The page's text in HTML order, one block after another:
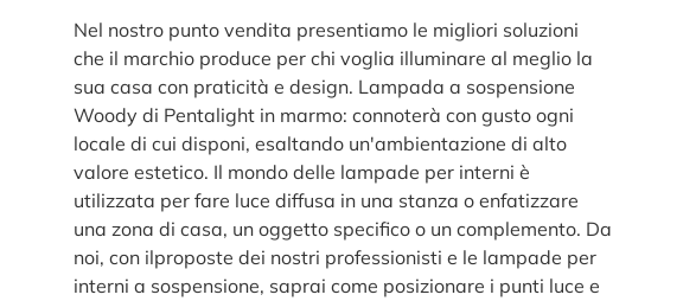
Nel nostro punto vendita presentiamo le migliori soluzioni
che il marchio produce per chi voglia illuminare al meglio la
sua casa con praticità e design. Lampada a sospensione
Woody di Pentalight in marmo: connoterà con gusto ogni
locale di cui disponi, esaltando un'ambientazione di alto
valore estetico. Il mondo delle lampade per interni è
utilizzata per fare luce diffusa in una stanza o enfatizzare
una zona di casa, un oggetto specifico o un complemento. Da
noi, con ilproposte dei nostri professionisti e le lampade per
interni a sospensione, saprai come posizionare i punti luce e